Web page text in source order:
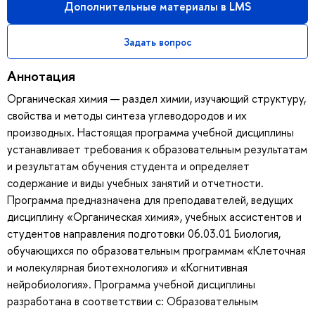
Дополнительные материалы в LMS
Задать вопрос
Аннотация
Органическая химия — раздел химии, изучающий структуру,
свойства и методы синтеза углеводородов и их
производных. Настоящая программа учебной дисциплины
устанавливает требования к образовательным результатам
и результатам обучения студента и определяет
содержание и виды учебных занятий и отчетности.
Программа предназначена для преподавателей, ведущих
дисциплину «Органическая химия», учебных ассистентов и
студентов направления подготовки 06.03.01 Биология,
обучающихся по образовательным программам «Клеточная
и молекулярная биотехнология» и «Когнитивная
нейробиология». Программа учебной дисциплины
разработана в соответствии с: Образовательным